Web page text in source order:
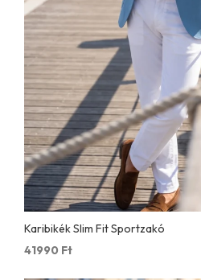
Karibikék Slim Fit Sportzakó
41990 Ft